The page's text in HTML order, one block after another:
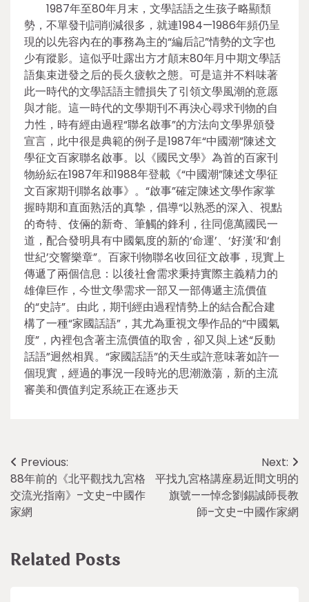
1987年至80年月末，文學話語之生孩子略顯頹
勢，不單發刊詞削減很多，就連1984—1986年頻仍呈
現的以先容內在的事務為主的“編后記”情勢的文字也
少有蹤影。這似乎吐露出方才顛末80年月中期文學話
語集束迸發之后的長久疲軟之態。可是這并不料味著
此一時代的文學話語主體損失了引領文學風潮的意愿
與才能。這一時代的文學期刊不再決心尋求刊物的自
力性，時有經由過程“聯名啟事”的方法向文學界頒發
宣言，此中很是典範的例子是1987年“中國潮”陳述文
學征文百家聯名啟事。以《國民文學》為首的百家刊
物紛紜在1987年和1988年登載《“中國潮”陳述文學征
文百家期刊聯名啟事》。“啟事”確定陳述文學作家掌
握時期和直面熟活的真摯，倡導“以熟悉的深入、視點
的奇特、伎倆的新奇、筆觸的鋒利，往同億萬國民一
道，配合發明具有中國氣度的新的‘命運’、‘好漢’和‘創
世紀’交響樂章”。百家刊物聯名收回征文啟事，現實上
傳遞了兩個信息：以後社會需求秉持實際主義精力的
雄偉巨作，今世文學需求一部又一部傳遞主流價值
的“史詩”。由此，期刊經由過程情勢上的結合配合建
構了一種“家國話語”，其尤為重視文學作品的“中國氣
度”，內裡包含著主流價值的取舍，卻又與上述“反動
話語”迥然相異。“家國話語”的天生或許意味著如許一
個現實，經過的事況一段時光的思潮激蕩，新的主流
審美和價值判定系統正在逐步天
Post
navigation
Previous:
88年前的《北平觀找九宮格
交流光指南》–文史–中國作
家網
Next:
平找九宮格講座易近間文明的
旗號——悼念劉錫誠師長教
師–文史–中國作家網
Related Posts